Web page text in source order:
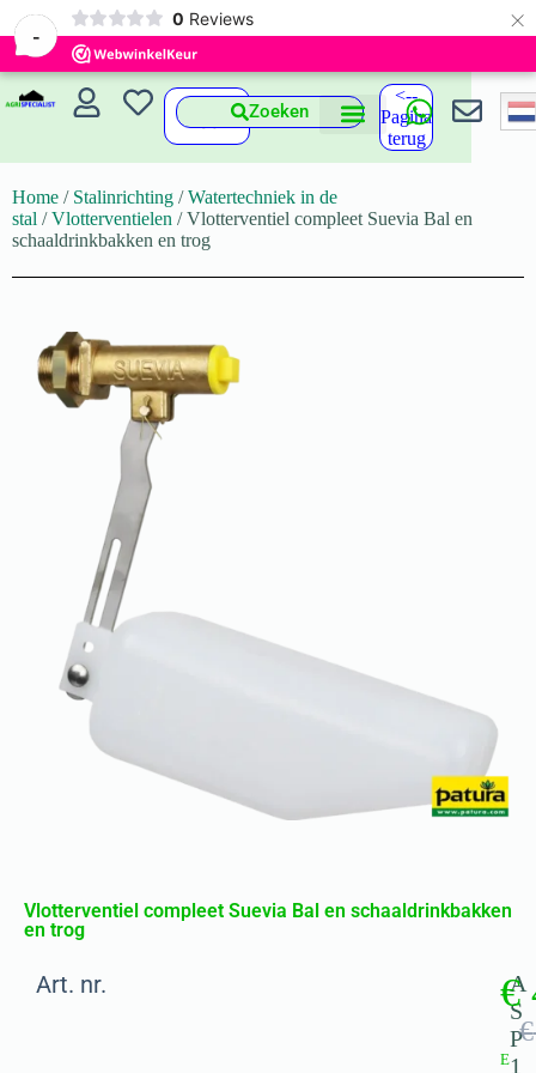
-
0 Reviews ×
Zoeken
<--
Pagina
terug
Home / Stalinrichting /Watertechniek in de
stal /Vlotterventielen / Vlotterventiel compleet Suevia Bal en
schaaldrinkbakken en trog
Vlotterventiel compleet Suevia Bal en schaaldrinkbakken
en trog
Art. nr.
A
S
P
1
€
€
E